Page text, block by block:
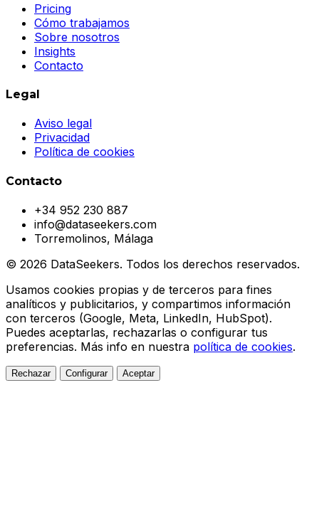
Pricing
Cómo trabajamos
Sobre nosotros
Insights
Contacto
Legal
Aviso legal
Privacidad
Política de cookies
Contacto
+34 952 230 887
info@dataseekers.com
Torremolinos, Málaga
© 2026 DataSeekers. Todos los derechos reservados.
Usamos cookies propias y de terceros para fines
analíticos y publicitarios, y compartimos información
con terceros (Google, Meta, LinkedIn, HubSpot).
Puedes aceptarlas, rechazarlas o configurar tus
preferencias. Más info en nuestra política de cookies.
Rechazar Configurar Aceptar